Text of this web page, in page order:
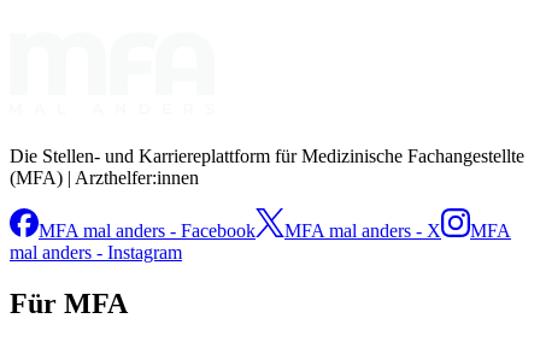
Die Stellen- und Karriereplattform für Medizinische Fachangestellte
(MFA) | Arzthelfer:innen
MFA mal anders - Facebook MFA mal anders - X
MFA
mal anders - Instagram
Für MFA